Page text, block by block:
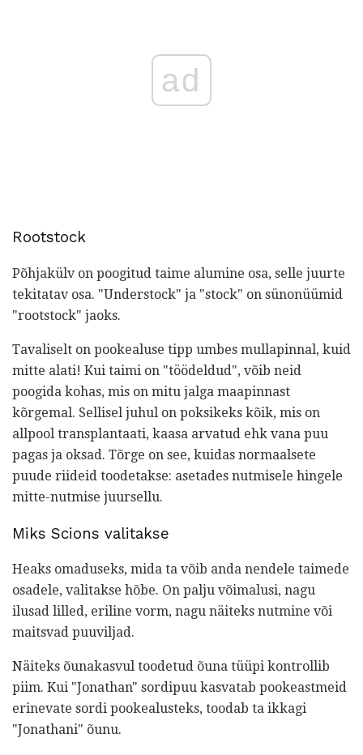
ad
Rootstock
Põhjakülv on poogitud taime alumine osa, selle juurte
tekitatav osa. "Understock" ja "stock" on sünonüümid
"rootstock" jaoks.
Tavaliselt on pookealuse tipp umbes mullapinnal, kuid
mitte alati! Kui taimi on "töödeldud", võib neid
poogida kohas, mis on mitu jalga maapinnast
kõrgemal. Sellisel juhul on poksikeks kõik, mis on
allpool transplantaati, kaasa arvatud ehk vana puu
pagas ja oksad. Tõrge on see, kuidas normaalsete
puude riideid toodetakse: asetades nutmisele hingele
mitte-nutmise juursellu.
Miks Scions valitakse
Heaks omaduseks, mida ta võib anda nendele taimede
osadele, valitakse hõbe. On palju võimalusi, nagu
ilusad lilled, eriline vorm, nagu näiteks nutmine või
maitsvad puuviljad.
Näiteks õunakasvul toodetud õuna tüüpi kontrollib
piim. Kui "Jonathan" sordipuu kasvatab pookeastmeid
erinevate sordi pookealusteks, toodab ta ikkagi
"Jonathani" õunu.